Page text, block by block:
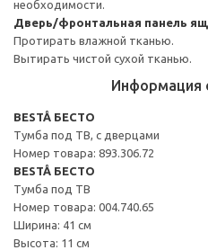
необходимости.
Дверь/фронтальная панель
Протирать влажной тканью.
Вытирать чистой сухой тканью.
Информация
BESTÅ БЕСТО
Тумба под ТВ, с дверцами
Номер товара: 893.306.72
BESTÅ БЕСТО
Тумба под ТВ
Номер товара: 004.740.65
Ширина: 41 см
Высота: 11 см